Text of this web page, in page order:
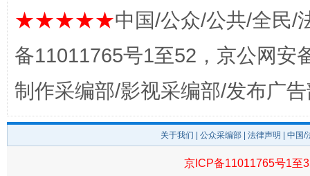
★★★★★中国/公众/公共/全民/
备11011765号1至52，京公网安
制作采编部/影视采编部/发布广
关于我们 公众采编部 法律声明 | 中国
京ICP备11011765号1至